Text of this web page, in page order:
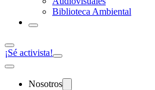
Biblioteca Ambiental
¡Sé activista!
Nosotros